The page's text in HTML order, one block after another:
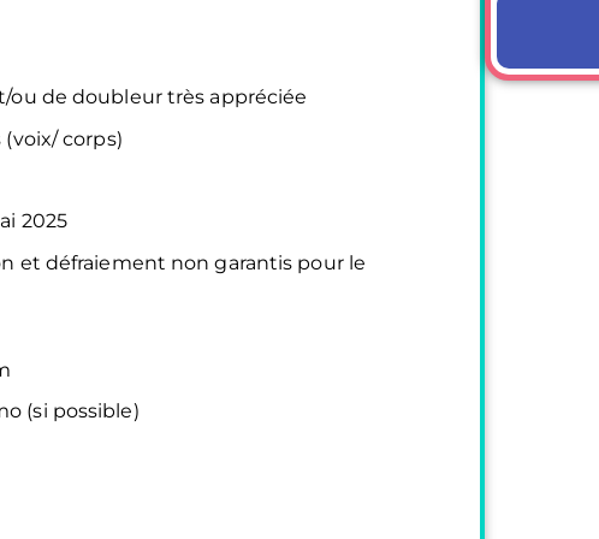
de doubleur très appréciée
corps)
2025
et défraiement non garantis pour le
(si possible)